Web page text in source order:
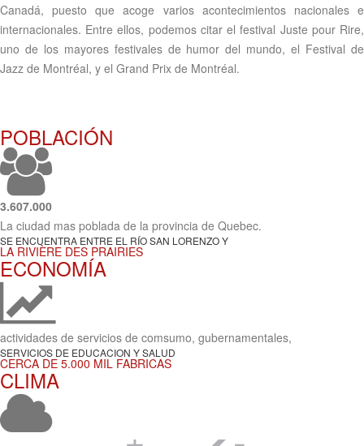
Canadá, puesto que acoge varios acontecimientos nacionales e
internacionales. Entre ellos, podemos citar el festival Juste pour Rire,
uno de los mayores festivales de humor del mundo, el Festival de
Jazz de Montréal, y el Grand Prix de Montréal.
POBLACIÓN
3.607.000
La ciudad mas poblada de la provincia de Quebec.
SE ENCUENTRA ENTRE EL RÍO SAN LORENZO Y
LA RIVIÈRE DES PRAIRIES
ECONOMÍA
actividades de servicios de comsumo, gubernamentales,
SERVICIOS DE EDUCACION Y SALUD
CERCA DE 5.000 MIL FABRICAS
CLIMA